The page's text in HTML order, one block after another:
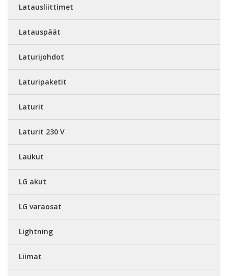
Latausliittimet
Latauspäät
Laturijohdot
Laturipaketit
Laturit
Laturit 230 V
Laukut
LG akut
LG varaosat
Lightning
Liimat